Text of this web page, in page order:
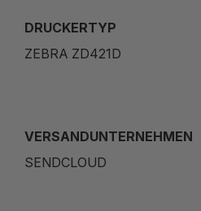
DRUCKERTYP
ZEBRA ZD421D
VERSANDUNTERNEHMEN
SENDCLOUD